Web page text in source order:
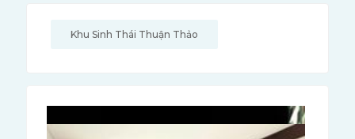
Khu Sinh Thái Thuận Thảo